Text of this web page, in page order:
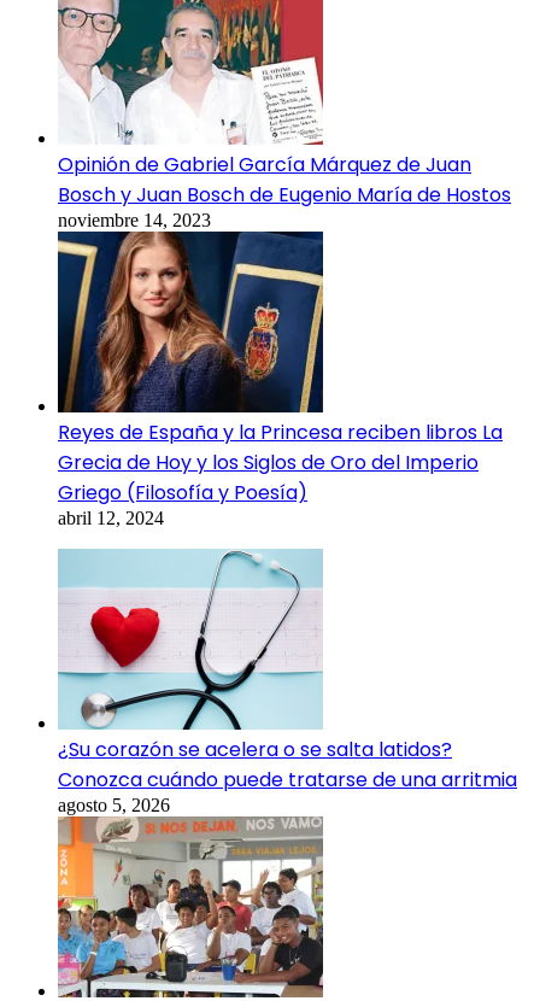
Opinión de Gabriel García Márquez de Juan
Bosch y Juan Bosch de Eugenio María de Hostos
noviembre 14, 2023
Reyes de España y la Princesa reciben libros La
Grecia de Hoy y los Siglos de Oro del Imperio
Griego (Filosofía y Poesía)
abril 12, 2024
¿Su corazón se acelera o se salta latidos?
Conozca cuándo puede tratarse de una arritmia
agosto 5, 2026